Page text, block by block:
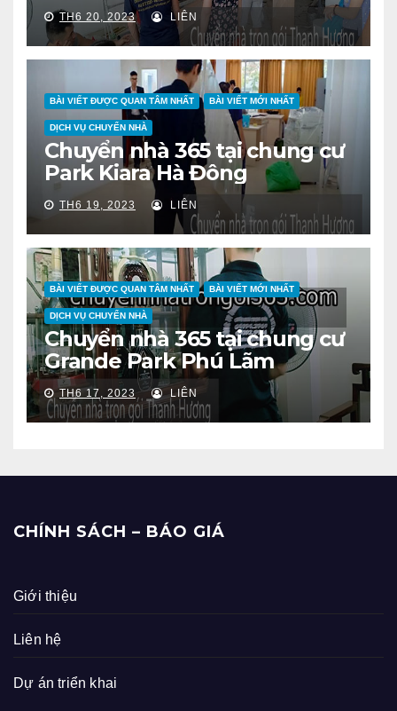
TH6 20, 2023 LIÊN
BÀI VIẾT ĐƯỢC QUAN TÂM NHẤT BÀI VIẾT MỚI NHẤT
DỊCH VỤ CHUYỂN NHÀ
Chuyển nhà 365 tại chung cư
Park Kiara Hà Đông
TH6 19, 2023 LIÊN
BÀI VIẾT ĐƯỢC QUAN TÂM NHẤT BÀI VIẾT MỚI NHẤT
DỊCH VỤ CHUYỂN NHÀ
Chuyển nhà 365 tại chung cư
Grande Park Phú Lãm
TH6 17, 2023 LIÊN
CHÍNH SÁCH – BÁO GIÁ
Giới thiệu
Liên hệ
Dự án triển khai